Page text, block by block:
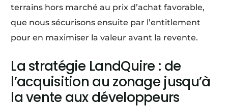
terrains hors marché au prix d’achat favorable,
que nous sécurisons ensuite par l’entitlement
pour en maximiser la valeur avant la revente.
La stratégie LandQuire : de
l’acquisition au zonage jusqu’à
la vente aux développeurs